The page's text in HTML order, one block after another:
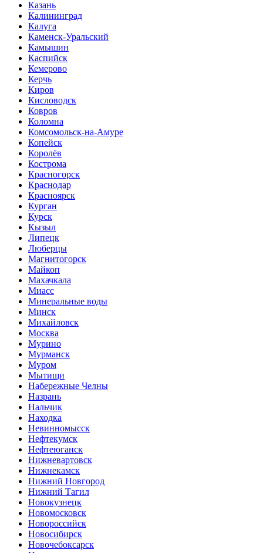
Казань
Калининград
Калуга
Каменск-Уральский
Камышин
Каспийск
Кемерово
Керчь
Киров
Кисловодск
Ковров
Коломна
Комсомольск-на-Амуре
Копейск
Королёв
Кострома
Красногорск
Краснодар
Красноярск
Курган
Курск
Кызыл
Липецк
Люберцы
Магнитогорск
Майкоп
Махачкала
Миасс
Минеральные воды
Минск
Михайловск
Москва
Мурино
Мурманск
Муром
Мытищи
Набережные Челны
Назрань
Нальчик
Находка
Невинномысск
Нефтекумск
Нефтеюганск
Нижневартовск
Нижнекамск
Нижний Новгород
Нижний Тагил
Новокузнецк
Новомосковск
Новороссийск
Новосибирск
Новочебоксарск